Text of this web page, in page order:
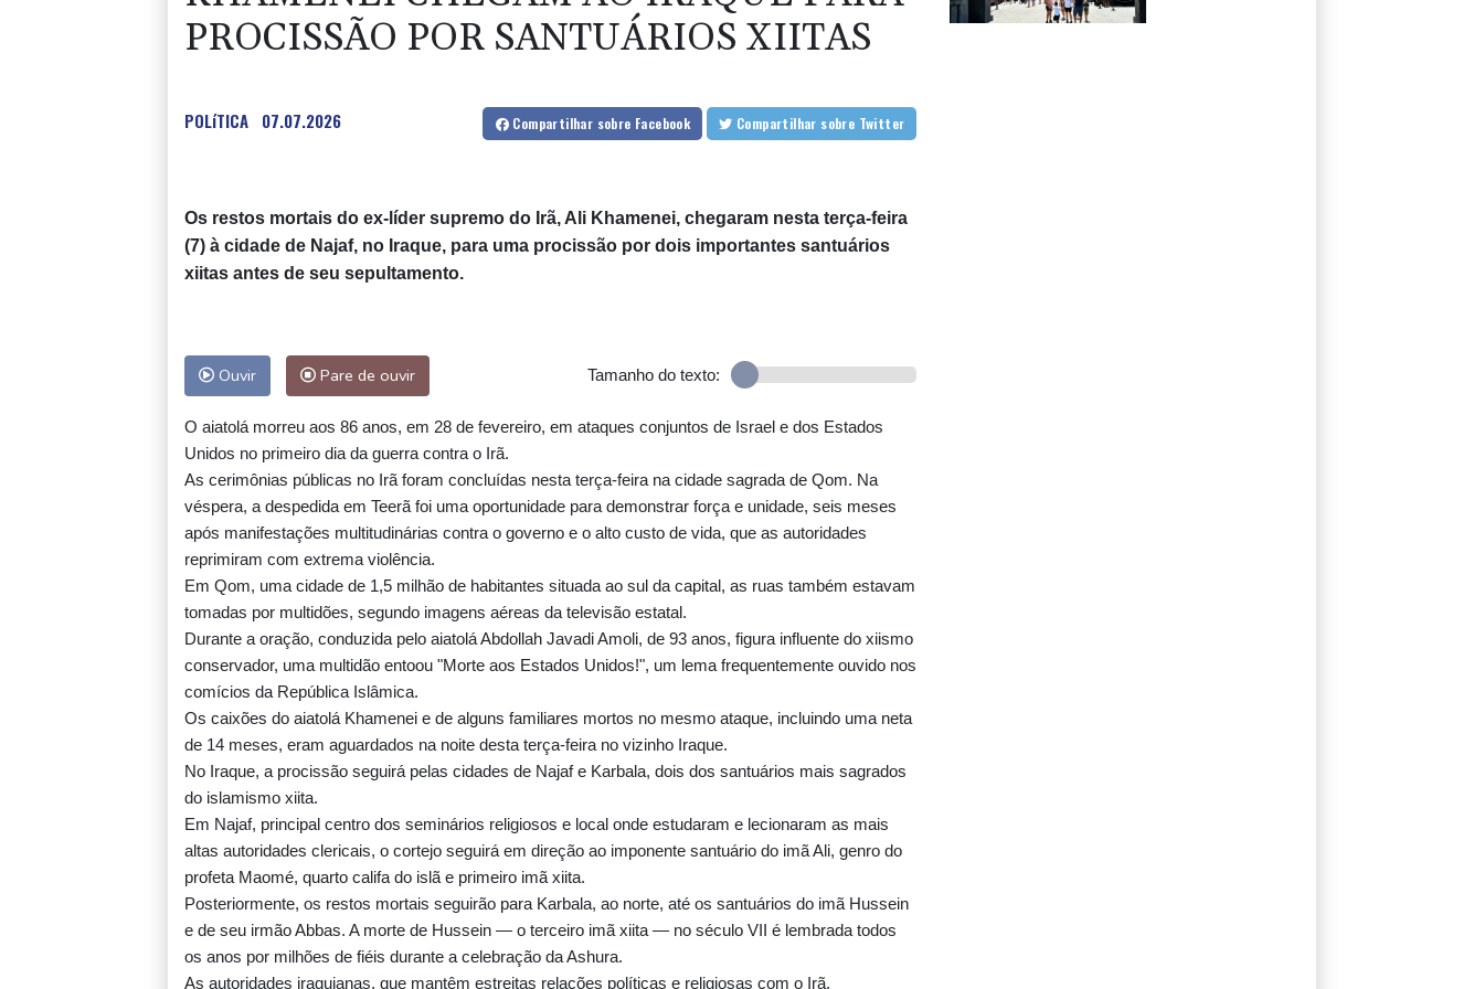
para iniciar diálogo
Autoridades registram um
Studios na Califórnia
Crianças migrantes correm risco de sofrer abusos
nas ruas de Ceuta, alertam ONGs
Vini Jr. renova com o Real Madrid até 2032
Infantino sob pressão da Uefa e da Conmebol
EUA sanciona ministro cubano das Forças Armadas
e cúpula da indústria militar
O papel da desinformação na última onda de
migrantes que chegou ao enclave espanhol de
Ceuta
Conmebol expressa 'preocupação com ações
unilaterais' da Fifa
PROCISSÃO POR SANTUÁRIOS XIITAS
POLíTICA 07.07.2026 Compartilhar sobre Facebook Compartilhar sobre Twitter
Os restos mortais do ex-líder supremo do Irã, Ali Khamenei, chegaram nesta terça-feira
(7) à cidade de Najaf, no Iraque, para uma procissão por dois importantes santuários
xiitas antes de seu sepultamento.
Ouvir Pare de ouvir Tamanho do texto:
O aiatolá morreu aos 86 anos, em 28 de fevereiro, em ataques conjuntos de Israel e dos Estados
Unidos no primeiro dia da guerra contra o Irã.
As cerimônias públicas no Irã foram concluídas nesta terça-feira na cidade sagrada de Qom. Na
véspera, a despedida em Teerã foi uma oportunidade para demonstrar força e unidade, seis meses
após manifestações multitudinárias contra o governo e o alto custo de vida, que as autoridades
reprimiram com extrema violência.
Em Qom, uma cidade de 1,5 milhão de habitantes situada ao sul da capital, as ruas também estavam
tomadas por multidões, segundo imagens aéreas da televisão estatal.
Durante a oração, conduzida pelo aiatolá Abdollah Javadi Amoli, de 93 anos, figura influente do xiismo
conservador, uma multidão entoou "Morte aos Estados Unidos!", um lema frequentemente ouvido nos
comícios da República Islâmica.
Os caixões do aiatolá Khamenei e de alguns familiares mortos no mesmo ataque, incluindo uma neta
de 14 meses, eram aguardados na noite desta terça-feira no vizinho Iraque.
No Iraque, a procissão seguirá pelas cidades de Najaf e Karbala, dois dos santuários mais sagrados
do islamismo xiita.
Em Najaf, principal centro dos seminários religiosos e local onde estudaram e lecionaram as mais
altas autoridades clericais, o cortejo seguirá em direção ao imponente santuário do imã Ali, genro do
profeta Maomé, quarto califa do islã e primeiro imã xiita.
Posteriormente, os restos mortais seguirão para Karbala, ao norte, até os santuários do imã Hussein
e de seu irmão Abbas. A morte de Hussein — o terceiro imã xiita — no século VII é lembrada todos
os anos por milhões de fiéis durante a celebração da Ashura.
As autoridades iraquianas, que mantêm estreitas relações políticas e religiosas com o Irã,